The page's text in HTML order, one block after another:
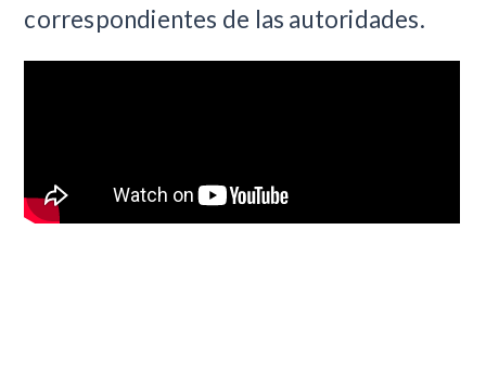
correspondientes de las autoridades.